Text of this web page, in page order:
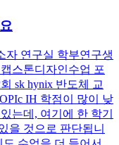
자 연구실 학부연구생
스톤디자인수업 포
sk hynix 반도체 교
IH 학점이 많이 낮
는데, 여기에 한 학기
을 것으로 판단됩니